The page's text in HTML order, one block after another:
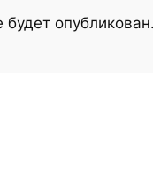
опубликован.